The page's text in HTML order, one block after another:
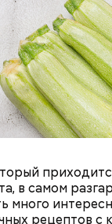
в самом
много
рецептов с
РЕЦЕПТЫ
и сыром,
везде
вреда
рацион питания
исключает